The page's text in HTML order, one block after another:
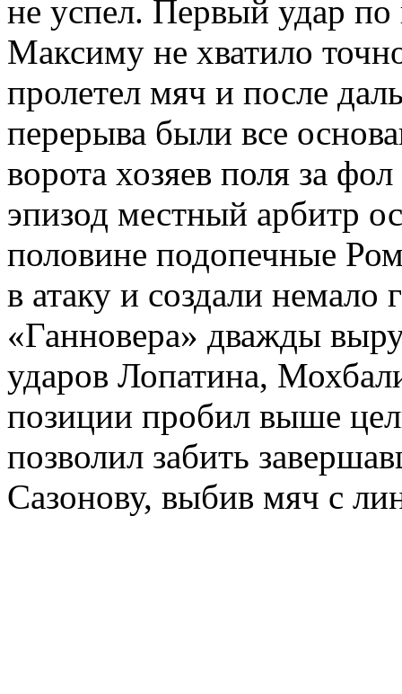
не успел. Первый удар по
Максиму не хватило
пролетел мяч и после
перерыва были все
ворота хозяев поля за
эпизод местный арбитр
половине подопечные
в атаку и создали немало
«Ганновера» дважды
ударов Лопатина,
позиции пробил выше
позволил забить
Сазонову, выбив мяч с